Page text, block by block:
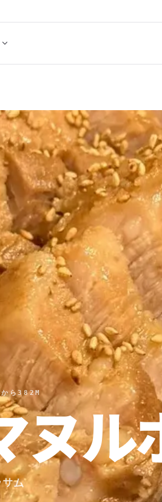
ら382M
ヌル
サム